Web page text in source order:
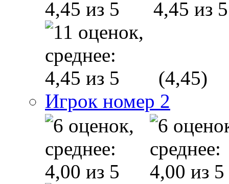
(4,45)
Игрок номер 2